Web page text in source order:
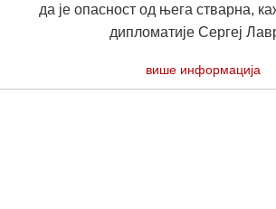
да је опасност од њега стварна,
дипломатије Сергеј
више информација